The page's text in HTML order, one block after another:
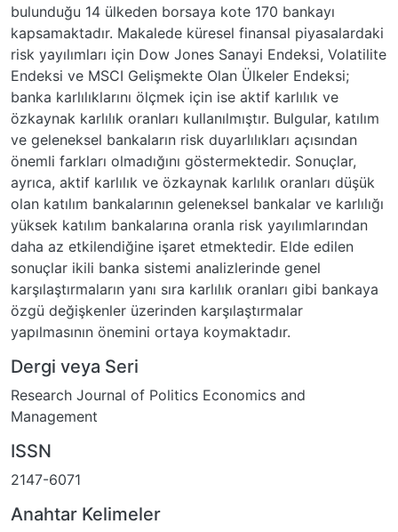
bulunduğu 14 ülkeden borsaya kote 170 bankayı
kapsamaktadır. Makalede küresel finansal piyasalardaki
risk yayılımları için Dow Jones Sanayi Endeksi, Volatilite
Endeksi ve MSCI Gelişmekte Olan Ülkeler Endeksi;
banka karlılıklarını ölçmek için ise aktif karlılık ve
özkaynak karlılık oranları kullanılmıştır. Bulgular, katılım
ve geleneksel bankaların risk duyarlılıkları açısından
önemli farkları olmadığını göstermektedir. Sonuçlar,
ayrıca, aktif karlılık ve özkaynak karlılık oranları düşük
olan katılım bankalarının geleneksel bankalar ve karlılığı
yüksek katılım bankalarına oranla risk yayılımlarından
daha az etkilendiğine işaret etmektedir. Elde edilen
sonuçlar ikili banka sistemi analizlerinde genel
karşılaştırmaların yanı sıra karlılık oranları gibi bankaya
özgü değişkenler üzerinden karşılaştırmalar
yapılmasının önemini ortaya koymaktadır.
Dergi veya Seri
Research Journal of Politics Economics and
Management
ISSN
2147-6071
Anahtar Kelimeler